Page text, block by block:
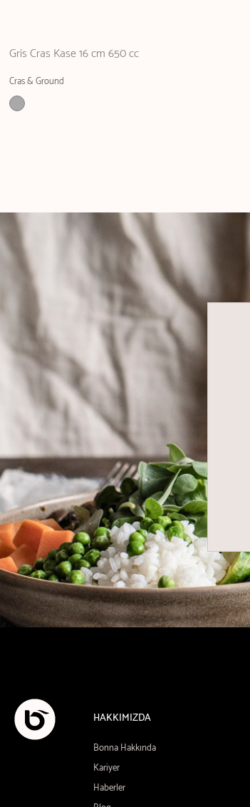
Gris Cras Kase 16 cm 650 cc
Cras & Ground
HAKKIMIZDA
Bonna Hakkında
Kariyer
Haberler